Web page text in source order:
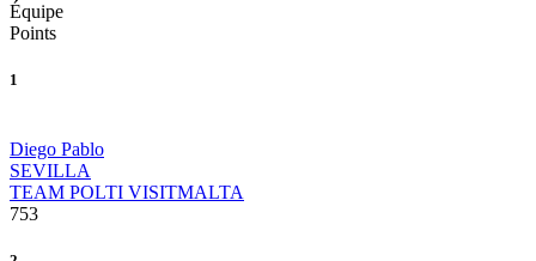
Équipe
Points
1
Diego Pablo
SEVILLA
TEAM POLTI VISITMALTA
753